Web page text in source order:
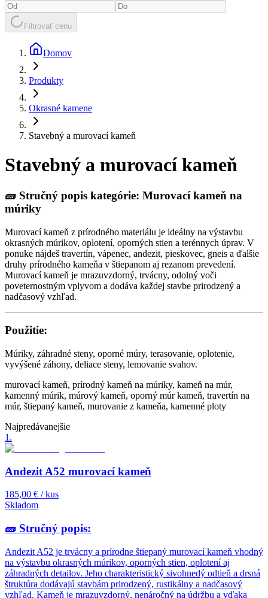
Filtrovať cenu
Domov
Produkty
Okrasné kamene
Stavebný a murovací kameň
Stavebný a murovací kameň
🧱 Stručný popis kategórie: Murovací kameň na
múriky
Murovací kameň z prírodného materiálu je ideálny na výstavbu
okrasných múrikov, oplotení, oporných stien a terénnych úprav. V
ponuke nájdeš travertín, vápenec, andezit, pieskovec, gneis a ďalšie
druhy prírodného kameňa v štiepanom aj rezanom prevedení.
Murovací kameň je mrazuvzdorný, trvácny, odolný voči
poveternostným vplyvom a dodáva každej stavbe prirodzený a
nadčasový vzhľad.
Použitie:
Múriky, záhradné steny, oporné múry, terasovanie, oplotenie,
vyvýšené záhony, deliace steny, lemovanie svahov.
murovací kameň, prírodný kameň na múriky, kameň na múr,
kamenný múrik, múrový kameň, oporný múr kameň, travertín na
múr, štiepaný kameň, murovanie z kameňa, kamenné ploty
Najpredávanejšie
1 .
Andezit A52 murovací kameň
185,00 € / kus
Skladom
🧱 Stručný popis:
Andezit A52 je trvácny a prírodne štiepaný murovací kameň vhodný
na výstavbu okrasných múrikov, oporných stien, oplotení aj
záhradných detailov. Jeho charakteristický sivohnedý odtieň a drsná
štruktúra dodávajú stavbám prirodzený, rustikálny a nadčasový
vzhľad. Kameň je mrazuvzdorný, nenáročný na údržbu a vďaka